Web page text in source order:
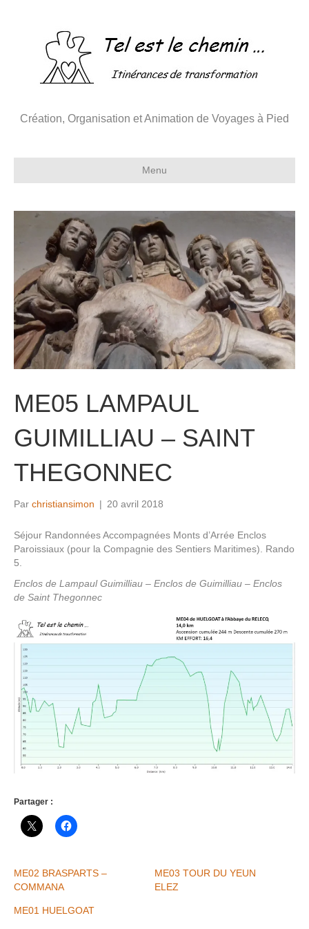
Création, Organisation et Animation de Voyages à Pied
Menu
ME05 LAMPAUL
GUIMILLIAU – SAINT
THEGONNEC
Par christiansimon | 20 avril 2018
Séjour Randonnées Accompagnées Monts d’Arrée Enclos
Paroissiaux (pour la Compagnie des Sentiers Maritimes). Rando
5.
Enclos de Lampaul Guimilliau – Enclos de Guimilliau – Enclos
de Saint Thegonnec
Partager :
ME02 BRASPARTS –
COMMANA
ME03 TOUR DU YEUN
ELEZ
ME01 HUELGOAT